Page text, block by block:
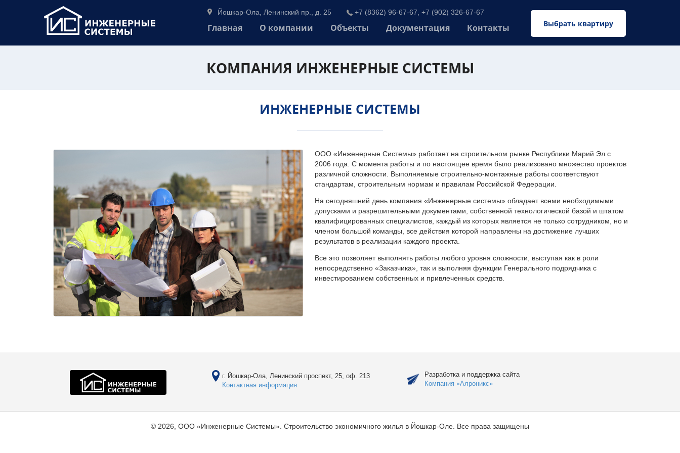
Выбрать квартиру
Йошкар-Ола, Ленинский пр., д. 25 +7 (8362) 96-67-67, +7 (902) 326-67-67
Главная О компании Объекты Документация Контакты
КОМПАНИЯ ИНЖЕНЕРНЫЕ СИСТЕМЫ
ИНЖЕНЕРНЫЕ СИСТЕМЫ
ООО «Инженерные Системы» работает на строительном рынке Республики Марий Эл с
2006 года. С момента работы и по настоящее время было реализовано множество проектов
различной сложности. Выполняемые строительно-монтажные работы соответствуют
стандартам, строительным нормам и правилам Российской Федерации.
На сегодняшний день компания «Инженерные системы» обладает всеми необходимыми
допусками и разрешительными документами, собственной технологической базой и штатом
квалифицированных специалистов, каждый из которых является не только сотрудником, но и
членом большой команды, все действия которой направлены на достижение лучших
результатов в реализации каждого проекта.
Все это позволяет выполнять работы любого уровня сложности, выступая как в роли
непосредственно «Заказчика», так и выполняя функции Генерального подрядчика с
инвестированием собственных и привлеченных средств.
г. Йошкар-Ола, Ленинский проспект, 25, оф. 213
Контактная информация
Разработка и поддержка сайта
Компания «Алроникс»
© 2026, ООО «Инженерные Системы». Строительство экономичного жилья в Йошкар-Оле. Все права защищены